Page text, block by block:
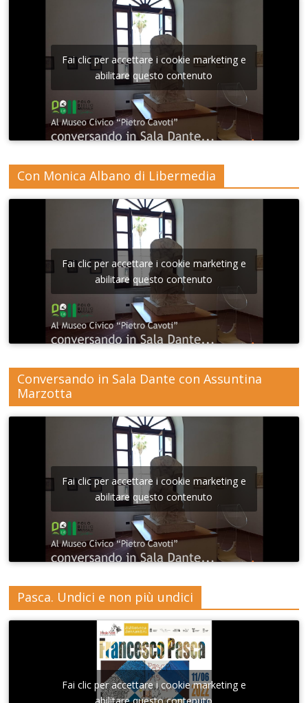
Fai clic per accettare i cookie marketing e
abilitare questo contenuto
Con Monica Albano di Libermedia
Fai clic per accettare i cookie marketing e
abilitare questo contenuto
Conversando in Sala Dante con Assuntina
Marzotta
Fai clic per accettare i cookie marketing e
abilitare questo contenuto
Pasca. Undici e non più undici
Fai clic per accettare i cookie marketing e